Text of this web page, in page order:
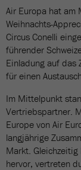
Air Europa hat am
Weihnachts-
Circus Conelli
führender
Einladung auf das
für einen
Im Mittelpunkt
Vertriebspartner.
Europe von Air
langjährige
Markt.
hervor, vertreten